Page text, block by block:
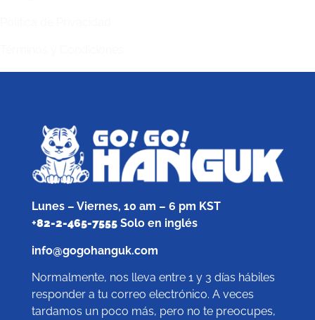
Lunes – Viernes, 10 am – 6 pm KST
+82-2-465-7555Solo en inglés
info@gogohanguk.com
Normalmente, nos lleva entre 1 y 3 días hábiles
responder a tu correo electrónico. A veces
tardamos un poco más, pero no te preocupes,